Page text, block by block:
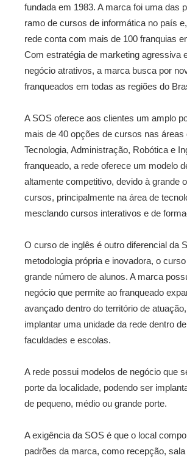
fundada em 1983. A marca foi uma das
ramo de cursos de informática no país
rede conta com mais de 100 franquias
Com estratégia de marketing agressiva
negócio atrativos, a marca busca por
franqueados em todas as regiões do
A SOS oferece aos clientes um amplo
mais de 40 opções de cursos nas áreas
Tecnologia, Administração, Robótica e
franqueado, a rede oferece um modelo
altamente competitivo, devido à grande
cursos, principalmente na área de
mesclando cursos interativos e de
O curso de inglês é outro diferencial da
metodologia própria e inovadora, o
grande número de alunos. A marca
negócio que permite ao franqueado
avançado dentro do território de
implantar uma unidade da rede dentro
faculdades e escolas.
A rede possui modelos de negócio que
porte da localidade, podendo ser
de pequeno, médio ou grande porte.
A exigência da SOS é que o local
padrões da marca, como recepção, sala